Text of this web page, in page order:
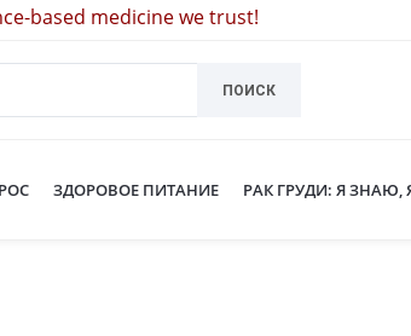
based medicine we trust!
ПОИСК
ЗДОРОВОЕ ПИТАНИЕ РАК ГРУДИ: Я ЗНАЮ,